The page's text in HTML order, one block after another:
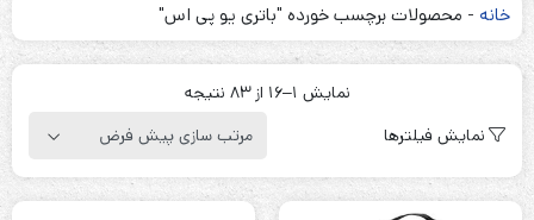
خانه - محصولات برچسب خورده "باتری یو پی اس"
نمایش 1–16 از 83 نتیجه
نمایش فیلترها